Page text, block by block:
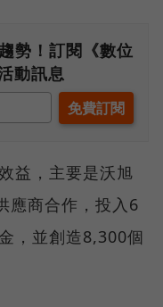
勢！訂閱《數位
動訊息
益，主要是沃旭
應商合作，投入6
，並創造8,300個